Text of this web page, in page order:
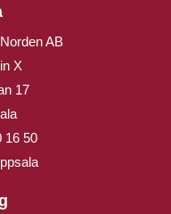
AB
X
17
16 50